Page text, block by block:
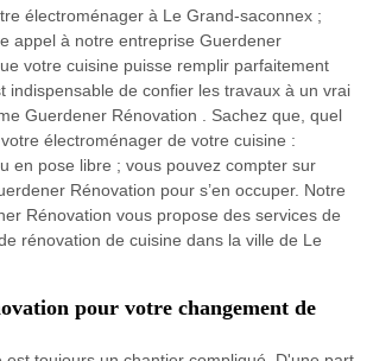
électroménager à Le Grand-saconnex ;
appel à notre entreprise Guerdener
votre cuisine puisse remplir parfaitement
indispensable de confier les travaux à un vrai
Guerdener Rénovation . Sachez que, quel
électroménager de votre cuisine :
en pose libre ; vous pouvez compter sur
Rénovation pour s’en occuper. Notre
Rénovation vous propose des services de
rénovation de cuisine dans la ville de Le
pour votre changement de